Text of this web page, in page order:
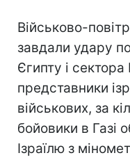
Військово-
завдали удару
Єгипту і
представники
військових, за
бойовики в Газі
Ізраїлю з